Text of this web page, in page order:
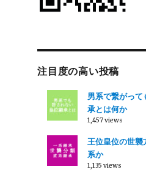
注目度の高い投稿
男系で繋がっ
承とは何か
1,457 views
王位皇位の世
系か
1,135 views